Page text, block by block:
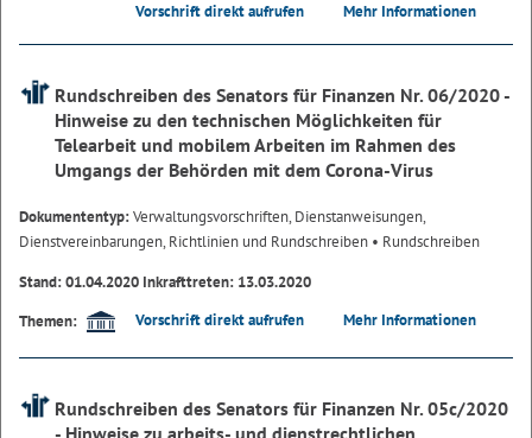
Vorschrift direkt aufrufen Mehr Informationen
Rundschreiben des Senators für Finanzen Nr. 06/2020 -
Hinweise zu den technischen Möglichkeiten für
Telearbeit und mobilem Arbeiten im Rahmen des
Umgangs der Behörden mit dem Corona-Virus
Dokumententyp:Verwaltungsvorschriften, Dienstanweisungen,
Dienstvereinbarungen, Richtlinien und Rundschreiben • Rundschreiben
Stand: 01.04.2020 Inkrafttreten: 13.03.2020
Themen:
Vorschrift direkt aufrufen Mehr Informationen
Rundschreiben des Senators für Finanzen Nr. 05c/2020
- Hinweise zu arbeits- und dienstrechtlichen